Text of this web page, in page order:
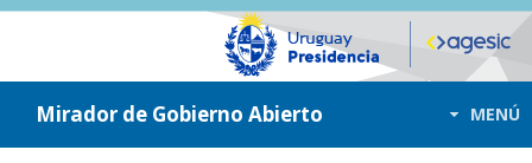
ir a contenido
ir al menú
Mirador de Gobierno Abierto MENÚ